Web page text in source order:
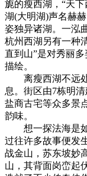
旎的瘦西湖，“天
湖(大明湖)声名赫
姿独异诸湖。一泓
杭州西湖另有一种
直到山”是对秀丽
描绘。
离瘦西湖不远处
息。街区由7栋明
盐商古宅等众多景
韵味。
想一探法海是如
过往许多故事便发
战金山，苏东坡妙
山，其背面岗峦起